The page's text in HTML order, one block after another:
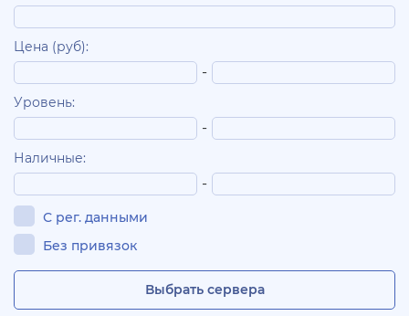
Цена (руб):
-
Уровень:
-
Наличные:
-
С рег. данными
Без привязок
Выбрать сервера